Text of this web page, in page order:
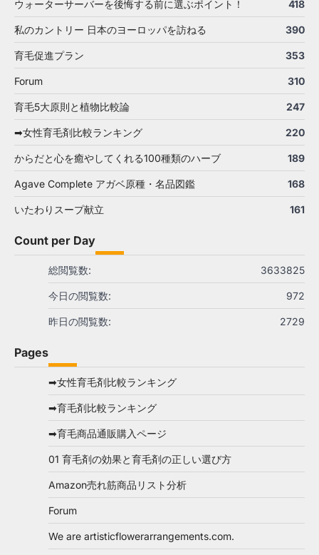
ウォーターサーバーを後悔する前に選ぶポイント！ 418
私のカントリー 日本のヨーロッパを訪ねる 390
育毛促進プラン 353
Forum 310
育毛5大原則と植物比較論 247
➡女性育毛剤比較ランキング 220
からだと心を癒やしてくれる100種類のハーブ 189
Agave Complete アガベ原種・名品図鑑 168
いたわりスープ献立 161
Count per Day
3633825
総閲覧数:
972
今日の閲覧数:
2729
昨日の閲覧数:
Pages
➡女性育毛剤比較ランキング
➡育毛剤比較ランキング
➡育毛商品通販購入ページ
01 育毛剤の効果と育毛剤の正しい選び方
Amazon売れ筋商品リスト分析
Forum
We are artisticflowerarrangements.com.